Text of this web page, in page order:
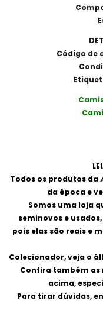
Código de
Todos os produtos da
da época e
Somos uma loja
seminovos e
pois elas são reais e
Colecionador, veja o
Confira também as
acima,
Para tirar dúvidas,